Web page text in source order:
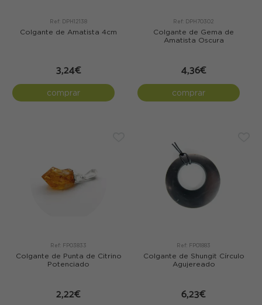
Ref: DPH12138
Colgante de Amatista 4cm
3,24€
comprar
Ref: DPH70302
Colgante de Gema de
Amatista Oscura
4,36€
comprar
Ref: FP03833
Colgante de Punta de Citrino
Potenciado
2,22€
Ref: FP01883
Colgante de Shungit Círculo
Agujereado
6,23€